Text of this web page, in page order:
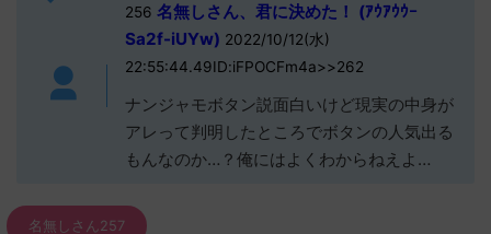
256 名無しさん、君に決めた！ (ｱｳｱｳｳｰ
Sa2f-iUYw) 2022/10/12(水)
22:55:44.49ID:iFPOCFm4a>>262
ナンジャモボタン説面白いけど現実の中身が
アレって判明したところでボタンの人気出る
もんなのか…？俺にはよくわからねえよ…
名無しさん257